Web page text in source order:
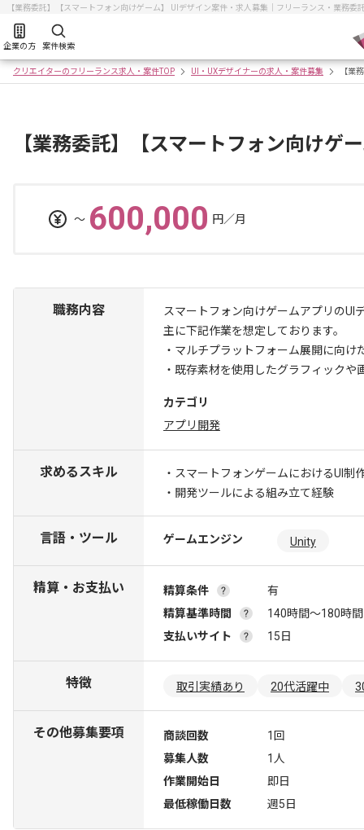
【業務委託】【スマートフォン向けゲーム】 UIデザイン案件・求人募集｜フリーランス・業務委
企業の方 案件検索
クリエイターのフリーランス求人・案件TOP UI・UXデザイナーの求人・案件募集 【業
【業務委託】【スマートフォン向けゲ
〜 600,000 円／月
職務内容
スマートフォン向けゲームアプリのUI
主に下記作業を想定しております。
・マルチプラットフォーム展開に向け
・既存素材を使用したグラフィックや
カテゴリ
アプリ開発
求めるスキル
・スマートフォンゲームにおけるUI制
・開発ツールによる組み立て経験
言語・ツール ゲームエンジン Unity
精算・お支払い 精算条件
有
精算基準時間
140時間〜180時間
支払いサイト
15日
特徴 取引実績あり 20代活躍中
その他募集要項 商談回数
1回
募集人数
1人
作業開始日
即日
最低稼働日数
週5日